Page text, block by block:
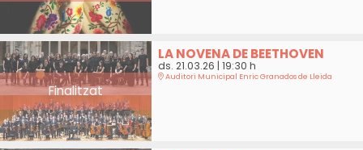
Finalitzat
LA NOVENA DE BEETHOVEN
ds. 21.03.26 | 19:30 h
Auditori Municipal Enric Granados de Lleida